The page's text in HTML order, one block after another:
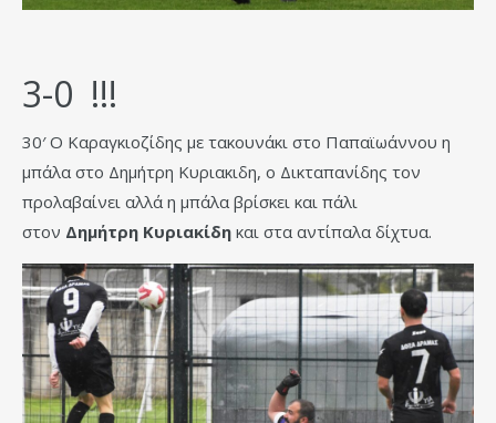
3-0 !!!
30′ Ο Καραγκιοζίδης με τακουνάκι στο Παπαϊωάννου η
μπάλα στο Δημήτρη Κυριακιδη, ο Δικταπανίδης τον
προλαβαίνει αλλά η μπάλα βρίσκει και πάλι
στον Δημήτρη Κυριακίδη και στα αντίπαλα δίχτυα.